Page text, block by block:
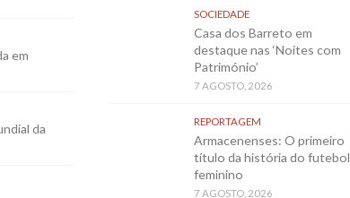
em
da
SOCIEDADE
Casa dos Barreto em
destaque nas ‘Noites com
Património’
7 AGOSTO, 2026
REPORTAGEM
Armacenenses: O primeiro
título da história do futebol
feminino
7 AGOSTO, 2026